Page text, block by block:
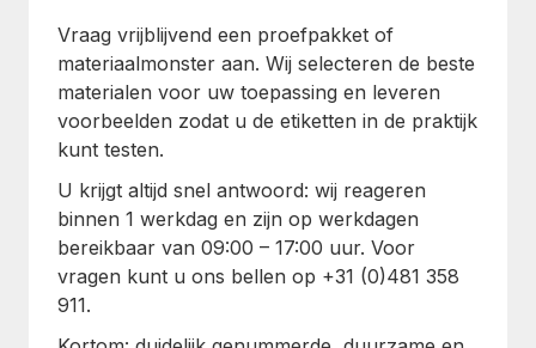
Vraag vrijblijvend een proefpakket of
materiaalmonster aan. Wij selecteren de beste
materialen voor uw toepassing en leveren
voorbeelden zodat u de etiketten in de praktijk
kunt testen.
U krijgt altijd snel antwoord: wij reageren
binnen 1 werkdag en zijn op werkdagen
bereikbaar van 09:00 – 17:00 uur. Voor
vragen kunt u ons bellen op +31 (0)481 358
911.